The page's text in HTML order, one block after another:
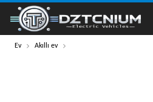
Ev Akıllı ev